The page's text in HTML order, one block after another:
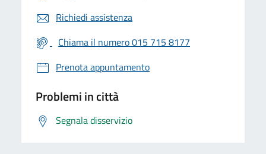
Richiedi assistenza
Chiama il numero 015 715 8177
Prenota appuntamento
Problemi in città
Segnala disservizio